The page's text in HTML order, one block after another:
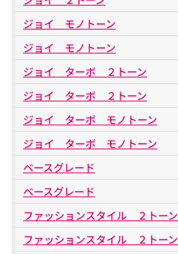
ジョイ モノトーン
ジョイ モノトーン
ジョイ ターボ ２トーン
ジョイ ターボ ２トーン
ジョイ ターボ モノトーン
ジョイ ターボ モノトーン
ベースグレード
ベースグレード
ファッションスタイル ２トーン
ファッションスタイル ２トーン